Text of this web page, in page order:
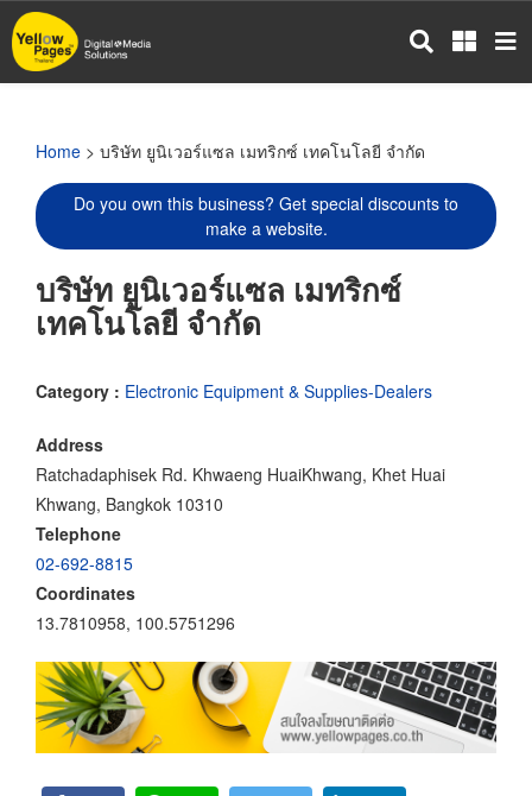
Skip
to
main
Home > บริษัท ยูนิเวอร์แซล เมทริกซ์ เทคโนโลยี จำกัด
Do you own this business? Get special discounts to
make a website.
บริษัท ยูนิเวอร์แซล เมทริกซ์
เทคโนโลยี จำกัด
Category : Electronic Equipment & Supplies-Dealers
Address
Ratchadaphisek Rd. Khwaeng HuaiKhwang, Khet Huai
Khwang, Bangkok 10310
Telephone
02-692-8815
Coordinates
13.7810958, 100.5751296